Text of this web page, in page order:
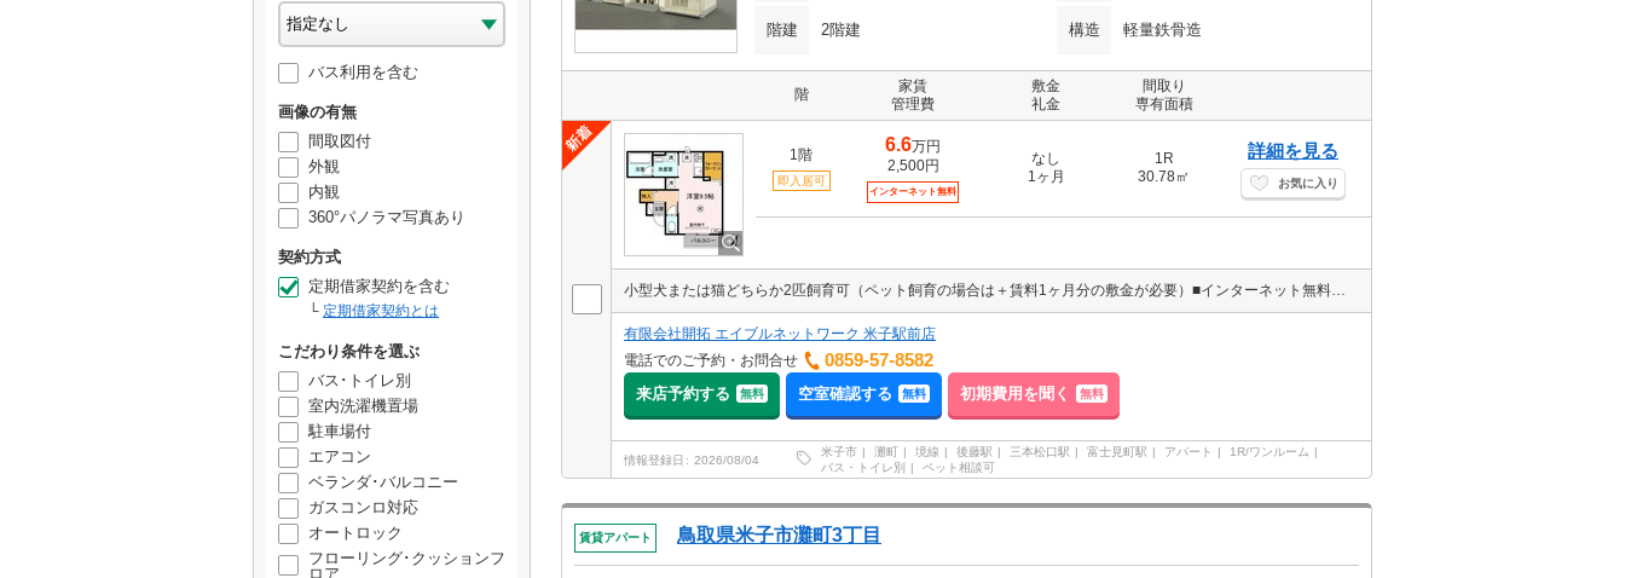
バス利用を含む
画像の有無
間取図付
外観
内観
360°パノラマ写真あり
契約方式
定期借家契約を含む
定期借家契約とは
こだわり条件を選ぶ
バス･トイレ別
室内洗濯機置場
駐車場付
エアコン
ベランダ･バルコニー
ガスコンロ対応
オートロック
フローリング･クッションフ
ロア
階建 2階建 構造 軽量鉄骨造
階
家賃
管理費
敷金
礼金
間取り
専有面積
1階
即入居可
6.6万円
2,500円
インターネット無料
なし
1ヶ月
1R
30.78㎡
詳細を見る
お気に入り
小型犬または猫どちらか2匹飼育可（ペット飼育の場合は＋賃料1ヶ月分の敷金が必要）■インターネット無料！賃料以外の月額コストを削減できます♪（D.U-NET/Wi-Fi利用可。回線工事後使用可）■不在時に荷物の受け取りが可能な宅配ボックス付！
有限会社開拓 エイブルネットワーク 米子駅前店
電話でのご予約・お問合せ
0859-57-8582
来店予約する 無料 空室確認する 無料 初期費用を聞く 無料
情報登録日 2026/08/04
米子市 灘町 境線 後藤駅 三本松口駅 富士見町駅 アパート
1R/ワンルーム
バス・トイレ別
ペット相談可
賃貸アパート 鳥取県米子市灘町3丁目